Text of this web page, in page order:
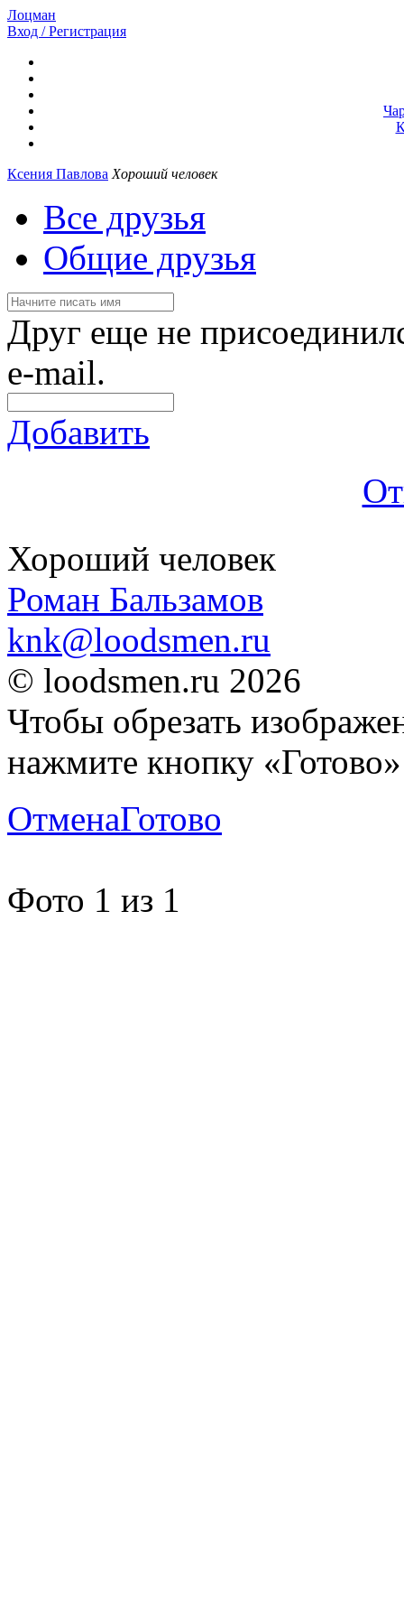
Лоцман
Вход / Регистрация
Ксения Павлова Хороший человек
Все друзья
Общие друзья
Друг еще не
e-mail.
Добавить
Хороший человек
Роман Бальзамов
knk@loodsmen.ru
© loodsmen.ru 2026
Чтобы обрезать
нажмите кнопку «Готово»
ОтменаГотово
Фото 1 из 1